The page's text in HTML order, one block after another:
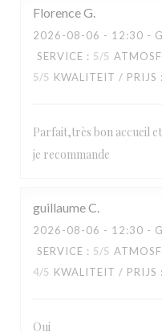
FlorenceG
2026-08-06 - 12:30 -
SERVICE : 5/5
5/5 KWALITEIT / PRIJS :
Parfait,très bon accueil
je recommande
guillaumeC
2026-08-06 - 12:30 -
SERVICE : 5/5
4/5 KWALITEIT / PRIJS :
Oui